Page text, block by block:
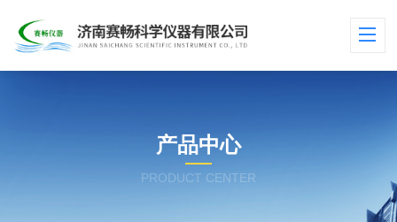
产品中心
PRODUCT CENTER